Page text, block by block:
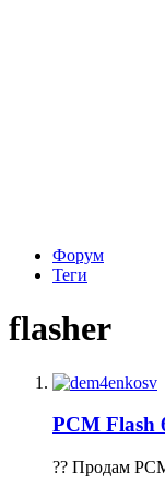
Форум
Теги
flasher
PCM Flash
?? Продам